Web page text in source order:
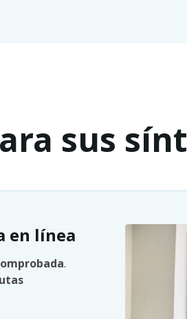
sus
en línea
.